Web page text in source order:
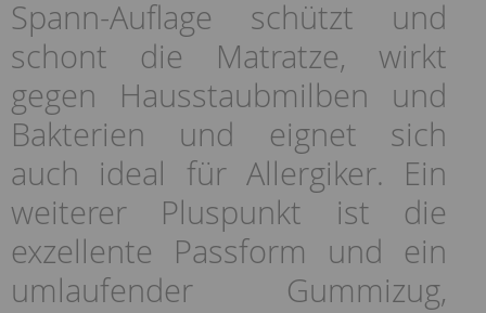
Spann-Auflage schützt und
schont die Matratze, wirkt
gegen Hausstaubmilben und
Bakterien und eignet sich
auch ideal für Allergiker. Ein
weiterer Pluspunkt ist die
exzellente Passform und ein
umlaufender Gummizug,